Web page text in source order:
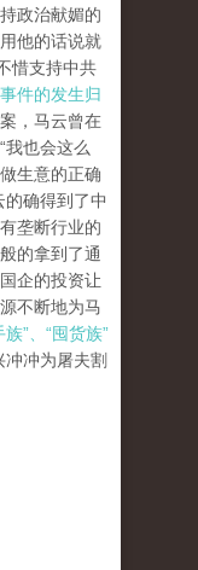
政治献媚的
他的话说就
惜支持中共
件的发生归
，马云曾在
我也会这么
生意的正确
的确得到了中
垄断行业的
的拿到了通
企的投资让
不断地为马
族”、“囤货族”
冲为屠夫割